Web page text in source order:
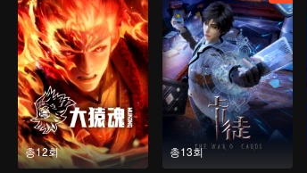
총12회 총13회